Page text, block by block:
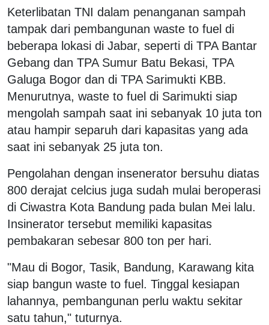
Keterlibatan TNI dalam penanganan sampah
tampak dari pembangunan waste to fuel di
beberapa lokasi di Jabar, seperti di TPA Bantar
Gebang dan TPA Sumur Batu Bekasi, TPA
Galuga Bogor dan di TPA Sarimukti KBB.
Menurutnya, waste to fuel di Sarimukti siap
mengolah sampah saat ini sebanyak 10 juta ton
atau hampir separuh dari kapasitas yang ada
saat ini sebanyak 25 juta ton.
Pengolahan dengan insenerator bersuhu diatas
800 derajat celcius juga sudah mulai beroperasi
di Ciwastra Kota Bandung pada bulan Mei lalu.
Insinerator tersebut memiliki kapasitas
pembakaran sebesar 800 ton per hari.
"Mau di Bogor, Tasik, Bandung, Karawang kita
siap bangun waste to fuel. Tinggal kesiapan
lahannya, pembangunan perlu waktu sekitar
satu tahun," tuturnya.